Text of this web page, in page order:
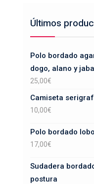
Últimos
Polo bordado
dogo, alano y
25,00€
Camiseta
10,00€
Polo bordado lobo
17,00€
Sudadera
postura